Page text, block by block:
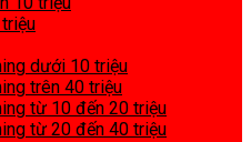
dưới 10 triệu
trên 40 triệu
từ 10 đến 20 triệu
từ 20 đến 40 triệu